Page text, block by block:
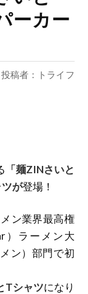
ーカー
稿者：トライフ
「麺ZINさいと
が登場！
ン業界最高権
）ラーメン大
ン）部門で初
Tシャツになり